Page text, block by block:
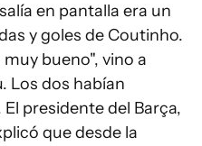
en pantalla era un
y goles de Coutinho.
bueno", vino a
Los dos habían
presidente del Barça,
que desde la